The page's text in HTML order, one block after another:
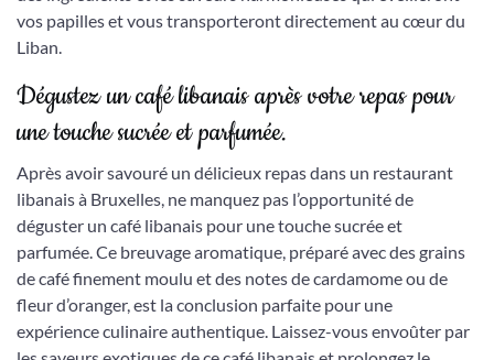
vos papilles et vous transporteront directement au cœur du
Liban.
Dégustez un café libanais après votre repas pour
une touche sucrée et parfumée.
Après avoir savouré un délicieux repas dans un restaurant
libanais à Bruxelles, ne manquez pas l’opportunité de
déguster un café libanais pour une touche sucrée et
parfumée. Ce breuvage aromatique, préparé avec des grains
de café finement moulu et des notes de cardamome ou de
fleur d’oranger, est la conclusion parfaite pour une
expérience culinaire authentique. Laissez-vous envoûter par